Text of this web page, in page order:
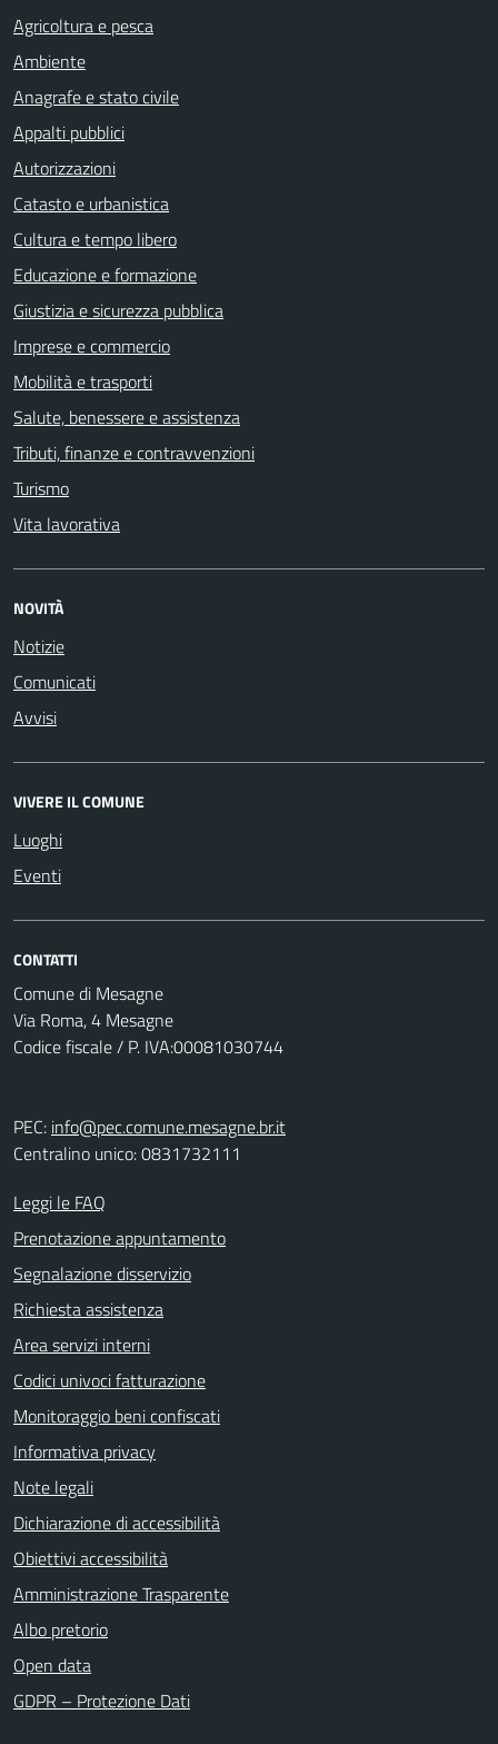
Agricoltura e pesca
Ambiente
Anagrafe e stato civile
Appalti pubblici
Autorizzazioni
Catasto e urbanistica
Cultura e tempo libero
Educazione e formazione
Giustizia e sicurezza pubblica
Imprese e commercio
Mobilità e trasporti
Salute, benessere e assistenza
Tributi, finanze e contravvenzioni
Turismo
Vita lavorativa
NOVITÀ
Notizie
Comunicati
Avvisi
VIVERE IL COMUNE
Luoghi
Eventi
CONTATTI
Comune di Mesagne
Via Roma, 4 Mesagne
Codice fiscale / P. IVA:00081030744
PEC: info@pec.comune.mesagne.br.it
Centralino unico: 0831732111
Leggi le FAQ
Prenotazione appuntamento
Segnalazione disservizio
Richiesta assistenza
Area servizi interni
Codici univoci fatturazione
Monitoraggio beni confiscati
Informativa privacy
Note legali
Dichiarazione di accessibilità
Obiettivi accessibilità
Amministrazione Trasparente
Albo pretorio
Open data
GDPR – Protezione Dati